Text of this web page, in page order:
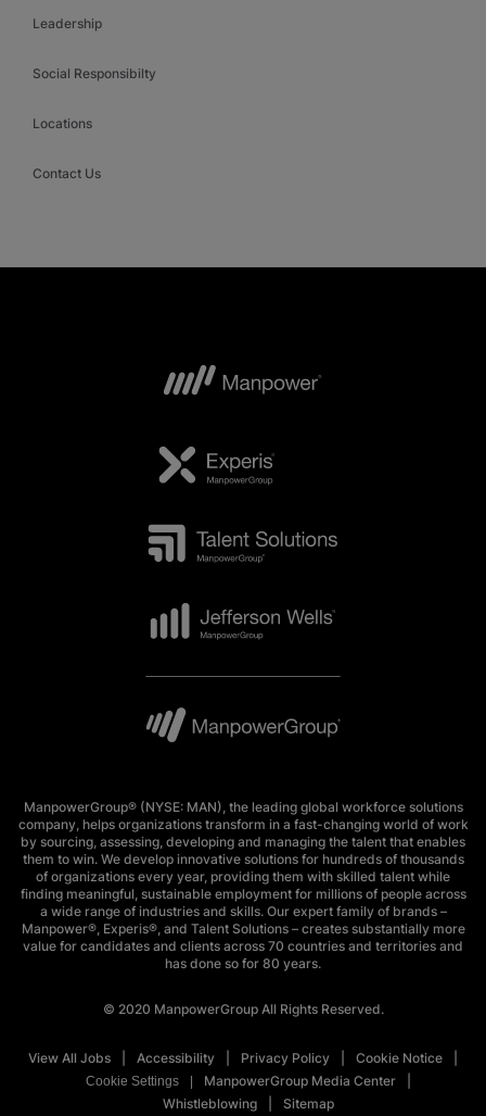
Leadership
Social Responsibilty
Locations
Contact Us
ManpowerGroup® (NYSE: MAN), the leading global workforce solutions
company, helps organizations transform in a fast-changing world of work
by sourcing, assessing, developing and managing the talent that enables
them to win. We develop innovative solutions for hundreds of thousands
of organizations every year, providing them with skilled talent while
finding meaningful, sustainable employment for millions of people across
a wide range of industries and skills. Our expert family of brands –
Manpower®, Experis®, and Talent Solutions – creates substantially more
value for candidates and clients across 70 countries and territories and
has done so for 80 years.
© 2020 ManpowerGroup All Rights Reserved.
View All Jobs Accessibility Privacy Policy Cookie Notice
Cookie Settings
ManpowerGroup Media Center
Whistleblowing
Sitemap